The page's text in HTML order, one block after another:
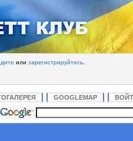
или зарегистрируйтесь
GOOGLEMAP